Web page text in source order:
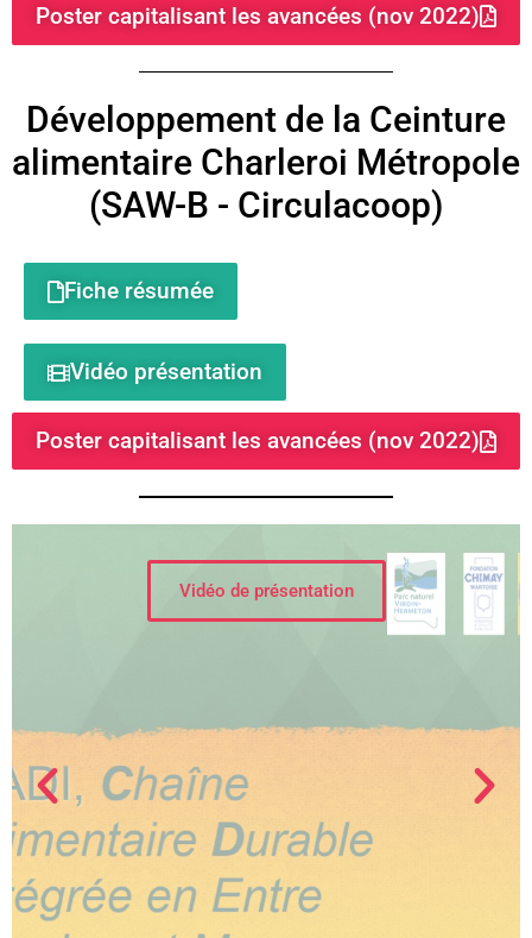
Poster capitalisant les avancées (nov 2022)
Développement de la Ceinture
alimentaire Charleroi Métropole
(SAW-B - Circulacoop)
Fiche résumée
Vidéo présentation
Poster capitalisant les avancées (nov 2022)